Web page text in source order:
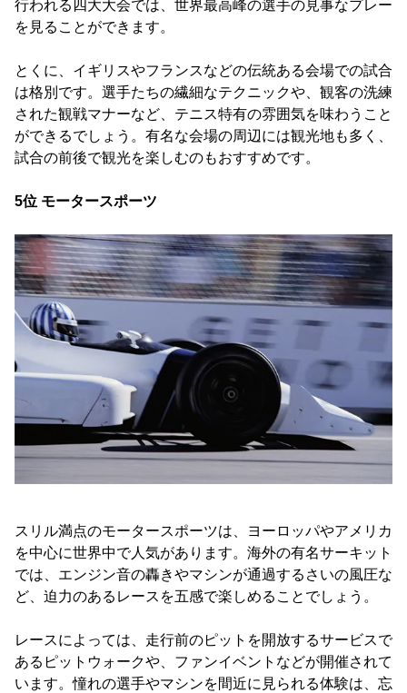
行われる四大大会では、世界最高峰の選手の見事なプレー
を見ることができます。
とくに、イギリスやフランスなどの伝統ある会場での試合
は格別です。選手たちの繊細なテクニックや、観客の洗練
された観戦マナーなど、テニス特有の雰囲気を味わうこと
ができるでしょう。有名な会場の周辺には観光地も多く、
試合の前後で観光を楽しむのもおすすめです。
5位 モータースポーツ
スリル満点のモータースポーツは、ヨーロッパやアメリカ
を中心に世界中で人気があります。海外の有名サーキット
では、エンジン音の轟きやマシンが通過するさいの風圧な
ど、迫力のあるレースを五感で楽しめることでしょう。
レースによっては、走行前のピットを開放するサービスで
あるピットウォークや、ファンイベントなどが開催されて
います。憧れの選手やマシンを間近に見られる体験は、忘